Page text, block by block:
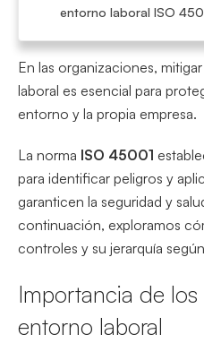
entorno laboral ISO
En las organizaciones,
laboral es esencial para
entorno y la propia empresa.
La norma ISO 45001
para identificar peligros y
garanticen la seguridad y
continuación, exploramos
controles y su jerarquía
Importancia de
entorno laboral